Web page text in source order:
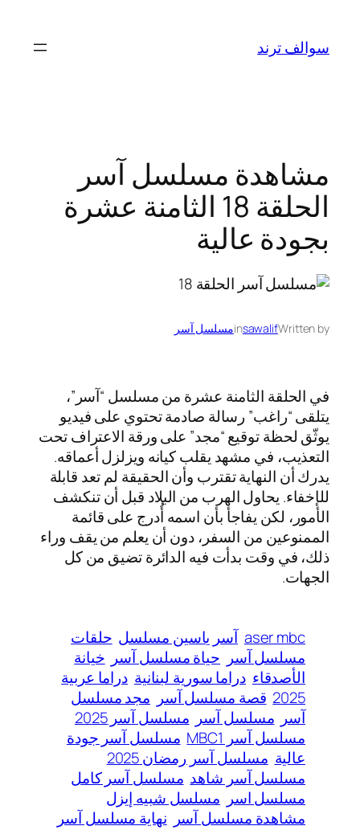
المحتوى
سوالف ترند
مشاهدة مسلسل آسر
الحلقة 18 الثامنة عشرة
بجودة عالية
Written by
sawalif
inمسلسل آسر
في الحلقة الثامنة عشرة من مسلسل “آسر”،
يتلقى “راغب” رسالة صادمة تحتوي على فيديو
يوثّق لحظة توقيع “مجد” على ورقة الاعتراف تحت
التعذيب، في مشهد يقلب كيانه ويزلزل أعماقه.
يدرك أن النهاية تقترب وأن الحقيقة لم تعد قابلة
للإخفاء. يحاول الهرب من البلاد قبل أن تنكشف
الأمور، لكن يفاجأ بأن اسمه أُدرج على قائمة
الممنوعين من السفر، دون أن يعلم من يقف وراء
ذلك، في وقت بدأت فيه الدائرة تضيق من كل
الجهات.
aser mbc آسر ياسين مسلسل حلقات
مسلسل آسر حياة مسلسل آسر خيانة
الأصدقاء دراما سورية لبنانية دراما عربية
2025 قصة مسلسل آسر مجد مسلسل
آسر مسلسل آسر مسلسل آسر 2025
مسلسل آسر MBC1
مسلسل آسر جودة
عالية مسلسل آسر رمضان 2025
مسلسل آسر شاهد مسلسل آسر كامل
مسلسل اسر مسلسل شبيه إيزل
مشاهدة مسلسل آسر نهاية مسلسل آسر